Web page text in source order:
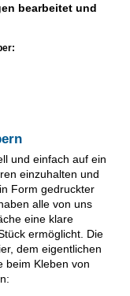
bearbeitet und
und einfach auf ein
einzuhalten und
Form gedruckter
alle von uns
eine klare
ermöglicht. Die
dem eigentlichen
beim Kleben von